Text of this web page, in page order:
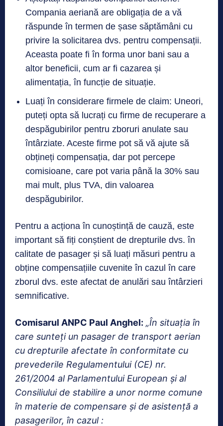
Compania aeriană are obligația de a vă
răspunde în termen de șase săptămâni cu
privire la solicitarea dvs. pentru compensații.
Aceasta poate fi în forma unor bani sau a
altor beneficii, cum ar fi cazarea și
alimentația, în funcție de situație.
Luați în considerare firmele de claim: Uneori,
puteți opta să lucrați cu firme de recuperare a
despăgubirilor pentru zboruri anulate sau
întârziate. Aceste firme pot să vă ajute să
obțineți compensația, dar pot percepe
comisioane, care pot varia până la 30% sau
mai mult, plus TVA, din valoarea
despăgubirilor.
Pentru a acționa în cunoștință de cauză, este
important să fiți conștient de drepturile dvs. în
calitate de pasager și să luați măsuri pentru a
obține compensațiile cuvenite în cazul în care
zborul dvs. este afectat de anulări sau întârzieri
semnificative.
Comisarul ANPC Paul Anghel: „În situația în
care sunteți un pasager de transport aerian
cu drepturile afectate în conformitate cu
prevederile Regulamentului (CE) nr.
261/2004 al Parlamentului European și al
Consiliului de stabilire a unor norme comune
în materie de compensare și de asistență a
pasagerilor, în cazul :